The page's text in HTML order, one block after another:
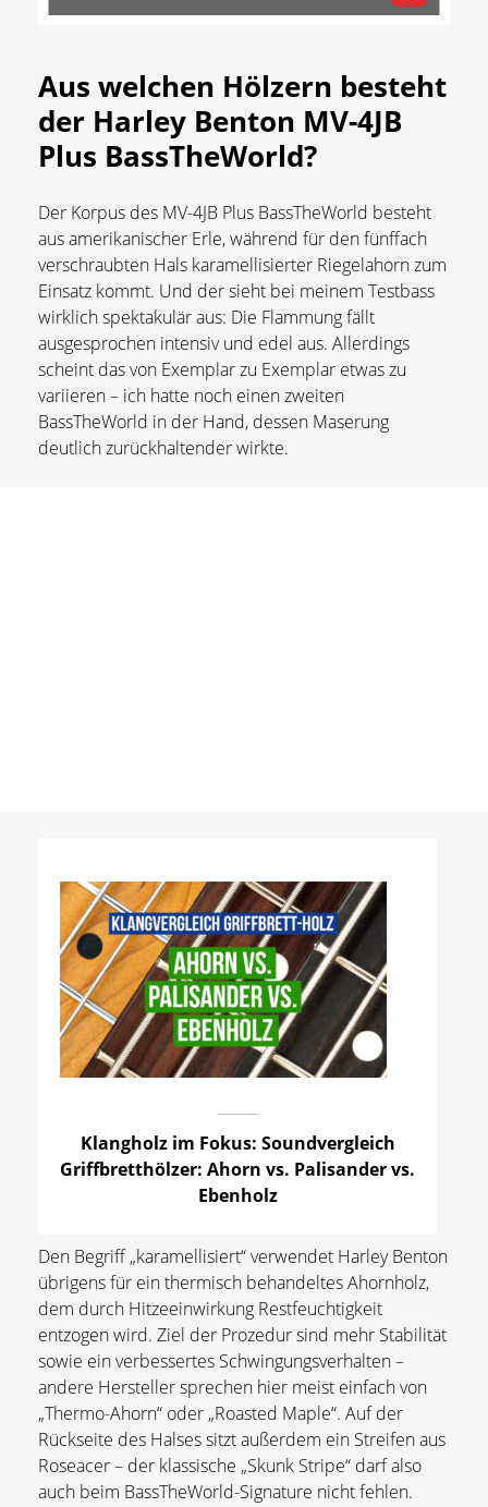
Aus welchen Hölzern besteht
der Harley Benton MV-4JB
Plus BassTheWorld?
Der Korpus des MV-4JB Plus BassTheWorld besteht
aus amerikanischer Erle, während für den fünffach
verschraubten Hals karamellisierter Riegelahorn zum
Einsatz kommt. Und der sieht bei meinem Testbass
wirklich spektakulär aus: Die Flammung fällt
ausgesprochen intensiv und edel aus. Allerdings
scheint das von Exemplar zu Exemplar etwas zu
variieren – ich hatte noch einen zweiten
BassTheWorld in der Hand, dessen Maserung
deutlich zurückhaltender wirkte.
Klangholz im Fokus: Soundvergleich
Griffbretthölzer: Ahorn vs. Palisander vs.
Ebenholz
Den Begriff „karamellisiert“ verwendet Harley Benton
übrigens für ein thermisch behandeltes Ahornholz,
dem durch Hitzeeinwirkung Restfeuchtigkeit
entzogen wird. Ziel der Prozedur sind mehr Stabilität
sowie ein verbessertes Schwingungsverhalten –
andere Hersteller sprechen hier meist einfach von
„Thermo-Ahorn“ oder „Roasted Maple“. Auf der
Rückseite des Halses sitzt außerdem ein Streifen aus
Roseacer – der klassische „Skunk Stripe“ darf also
auch beim BassTheWorld-Signature nicht fehlen.